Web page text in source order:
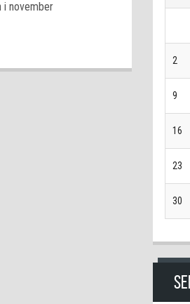
i november
2
9
16
23
30